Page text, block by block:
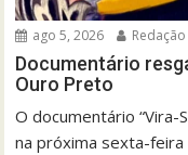
ago 5, 2026 Redação
Documentário
Ouro Preto
O documentário “Vira-
na próxima sexta-feira